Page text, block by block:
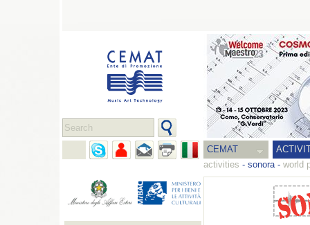
CEMAT
activities - sonora- world